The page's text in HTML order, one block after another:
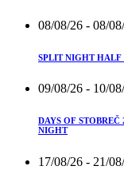
08/08/26 - 08/
SPLIT NIGHT HALF
09/08/26 - 10/
DAYS OF STOBREČ
NIGHT
17/08/26 - 21/